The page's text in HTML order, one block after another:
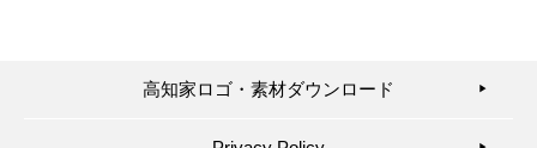
高知家ロゴ・素材ダウンロード ▶︎